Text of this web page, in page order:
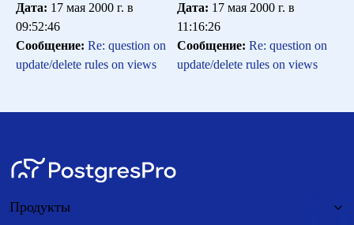
Дата: 17 мая 2000 г. в
09:52:46
Сообщение: Re: question on
update/delete rules on views
Дата: 17 мая 2000 г. в
11:16:26
Сообщение: Re: question on
update/delete rules on views
Продукты